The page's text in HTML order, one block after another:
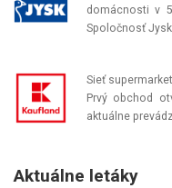
domácnosti v
Spoločnosť
Sieť
Prvý obchod
aktuálne
Aktuálne letáky